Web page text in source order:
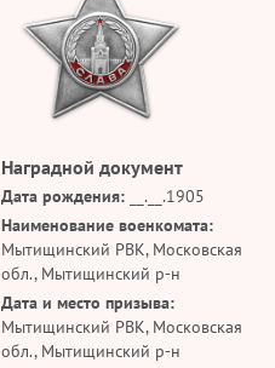
Наградной документ
Дата рождения: __.__.1905
Наименование военкомата:
Мытищинский РВК, Московская
обл., Мытищинский р-н
Дата и место призыва:
Мытищинский РВК, Московская
обл., Мытищинский р-н